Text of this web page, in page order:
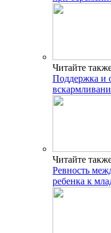
Читайте
Поддержка и
Читайте
Ревность
ребенка к